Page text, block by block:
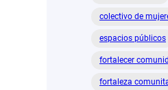
colectivo de
espacios públicos
fortalecer
fortaleza